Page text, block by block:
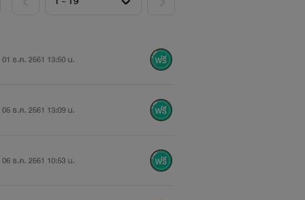
หรือ อ่านฟรีในเรื่อง 'ก็แค่เด็กที่ถูก
01 ธ.ค. 2561 13:50 น.
05 ธ.ค. 2561 13:09 น.
06 ธ.ค. 2561 10:53 น.